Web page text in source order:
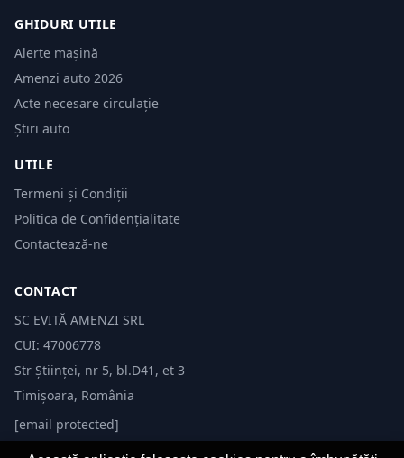
GHIDURI UTILE
Alerte mașină
Amenzi auto 2026
Acte necesare circulație
Știri auto
UTILE
Termeni și Condiții
Politica de Confidențialitate
Contactează-ne
CONTACT
SC EVITĂ AMENZI SRL
CUI: 47006778
Str Științei, nr 5, bl.D41, et 3
Timișoara, România
[email protected]